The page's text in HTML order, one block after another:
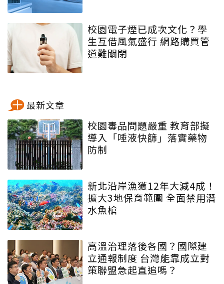
校園電子煙已成次文化？學
生互借風氣盛行 網路購買管
道難關閉
最新文章
校園毒品問題嚴重 教育部擬
導入「唾液快篩」落實藥物
防制
新北沿岸漁獲12年大減4成！
擴大3地保育範圍 全面禁用潛
水魚槍
高溫治理落後各國？國際建
立通報制度 台灣能靠成立對
策聯盟急起直追嗎？